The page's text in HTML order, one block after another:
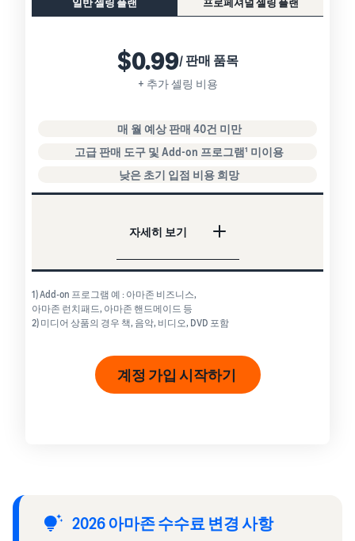
$0.99/ 판매 품목
+ 추가 셀링 비용
매 월 예상 판매 40건 미만
고급 판매 도구 및 Add-on 프로그램¹ 미이용
낮은 초기 입점 비용 희망
자세히 보기
1) Add-on 프로그램 예 : 아마존 비즈니스,
아마존 런치패드, 아마존 핸드메이드 등
2) 미디어 상품의 경우 책, 음악, 비디오, DVD 포함
계정 가입 시작하기
2026 아마존 수수료 변경 사항